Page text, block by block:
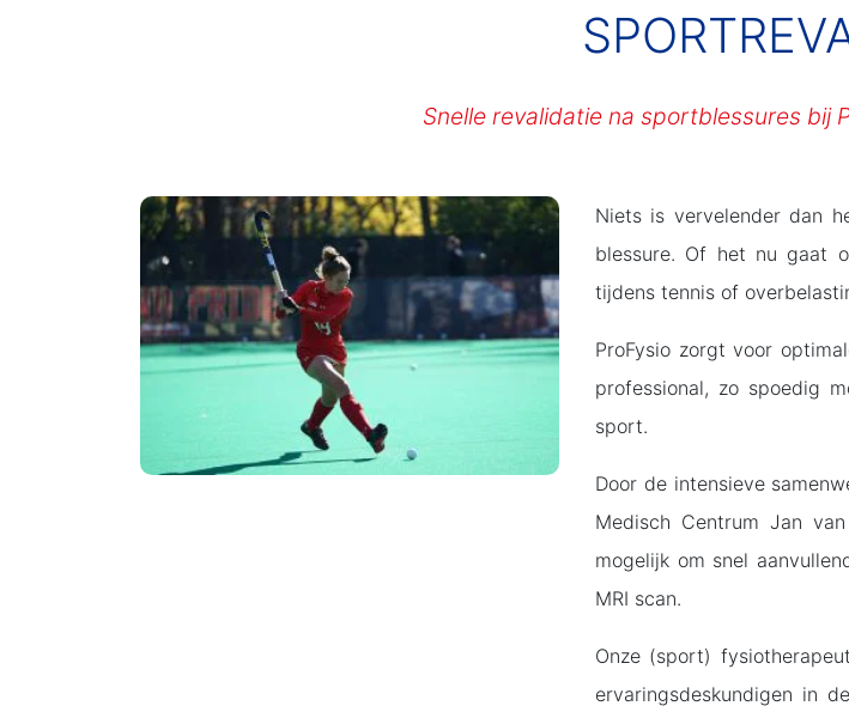
Snelle revalidatie na sportblessures bij
Niets is vervelender dan
blessure. Of het nu gaat
tijdens tennis of
ProFysio zorgt voor
professional, zo spoedig
sport.
Door de intensieve
Medisch Centrum Jan
mogelijk om snel
MRI scan.
Onze (sport)
ervaringsdeskundigen in